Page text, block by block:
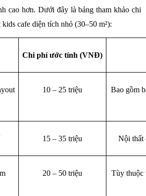
cao hơn. Dưới đây là bảng tham khảo chi
cafe diện tích nhỏ (30–50 m²):
Chi phí ước tính (VNĐ)
10 – 25 triệu Bao gồm
15 – 35 triệu Nội thất
20 – 50 triệu Tùy thuộc